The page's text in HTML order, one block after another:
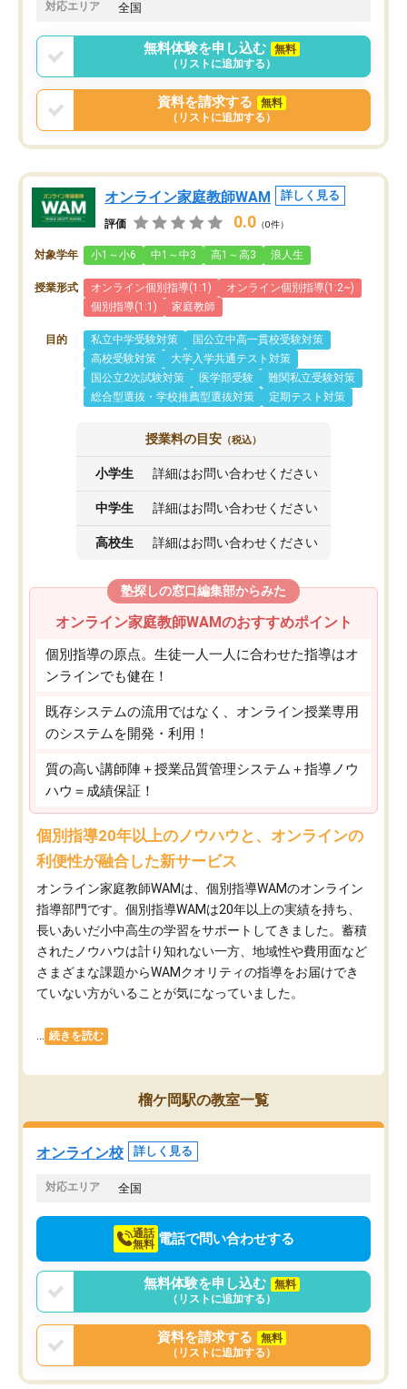
対応エリア 全国
無料体験を申し込む
無料
（リストに追加する）
資料を請求する
無料
（リストに追加する）
オンライン家庭教師WAM 詳しく見る
評価 0.0 （0件）
対象学年 小1～小6 中1～中3 高1～高3 浪人生
授業形式 オンライン個別指導(1:1)
オンライン個別指導(1:2~)
個別指導(1:1)
家庭教師
目的 私立中学受験対策
国公立中高一貫校受験対策
高校受験対策
大学入学共通テスト対策
国公立2次試験対策
医学部受験
難関私立受験対策
総合型選抜・学校推薦型選抜対策
定期テスト対策
授業料の目安 （税込）
小学生 詳細はお問い合わせください
中学生 詳細はお問い合わせください
高校生 詳細はお問い合わせください
塾探しの窓口編集部からみた
オンライン家庭教師WAMのおすすめポイント
個別指導の原点。生徒一人一人に合わせた指導はオ
ンラインでも健在！
既存システムの流用ではなく、オンライン授業専用
のシステムを開発・利用！
質の高い講師陣＋授業品質管理システム＋指導ノウ
ハウ＝成績保証！
個別指導20年以上のノウハウと、オンラインの
利便性が融合した新サービス
オンライン家庭教師WAMは、個別指導WAMのオンライン
指導部門です。個別指導WAMは20年以上の実績を持ち、
長いあいだ小中高生の学習をサポートしてきました。蓄積
されたノウハウは計り知れない一方、地域性や費用面など
さまざまな課題からWAMクオリティの指導をお届けでき
ていない方がいることが気になっていました。
続きを読む
榴ケ岡駅の教室一覧
オンライン校 詳しく見る
対応エリア 全国
通話
無料 電話で問い合わせする
無料体験を申し込む
無料
（リストに追加する）
資料を請求する
無料
（リストに追加する）